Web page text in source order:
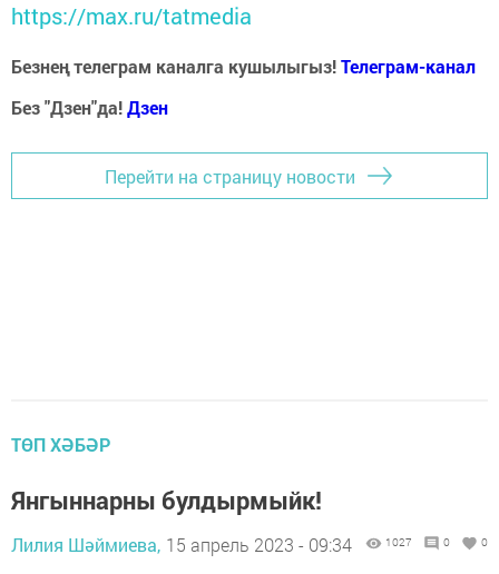
https://max.ru/tatmedia
Безнең телеграм каналга кушылыгыз!Телеграм-канал
Без "Дзен"да!Дзен
Перейти на страницу новости
ТӨП ХӘБӘР
Янгыннарны булдырмыйк!
Лилия Шәймиева, 15 апрель 2023 - 09:34 1027 0 0